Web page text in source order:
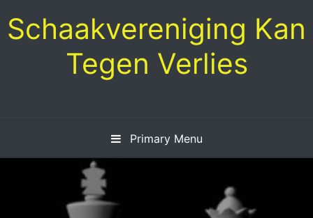
to
content
Schaakvereniging Kan
Tegen Verlies
Primary Menu